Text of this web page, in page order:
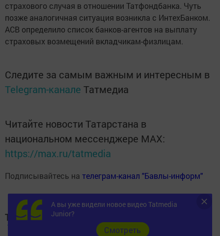
страхового случая в отношении Татфондбанка. Чуть
позже аналогичная ситуация возникла с ИнтехБанком.
АСВ определило список банков-агентов на выплату
страховых возмещений вкладчикам-физлицам.
Следите за самым важным и интересным в
Telegram-канале Татмедиа
Читайте новости Татарстана в
национальном мессенджере MАХ:
https://max.ru/tatmedia
Подписывайтесь на телеграм-канал "Бавлы-информ"
Теги:
ТАТФОНДБАНК
А вы уже видели новое видео Tatmedia
Junior?
Cмотреть